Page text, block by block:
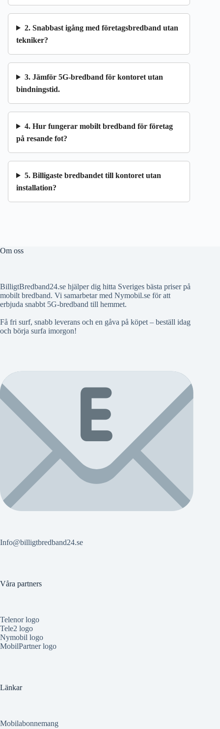
2. Snabbast igång med företagsbredband utan
tekniker?
3. Jämför 5G-bredband för kontoret utan
bindningstid.
4. Hur fungerar mobilt bredband för företag
på resande fot?
5. Billigaste bredbandet till kontoret utan
installation?
Om oss
BilligtBredband24.se hjälper dig hitta Sveriges bästa priser på
mobilt bredband. Vi samarbetar med Nymobil.se för att
erbjuda snabbt 5G-bredband till hemmet.
Få fri surf, snabb leverans och en gåva på köpet – beställ idag
och börja surfa imorgon!
Info@billigtbredband24.se
Våra partners
Telenor logo
Tele2 logo
Nymobil logo
MobilPartner logo
Länkar
Mobilabonnemang